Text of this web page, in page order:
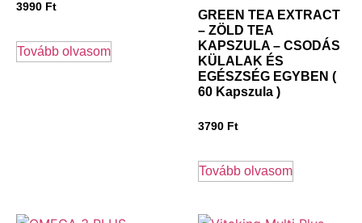
3990 Ft
Tovább olvasom
GREEN TEA EXTRACT
– ZÖLD TEA
KAPSZULA – CSODÁS
KÜLALAK ÉS
EGÉSZSÉG EGYBEN (
60 Kapszula )
3790 Ft
Tovább olvasom